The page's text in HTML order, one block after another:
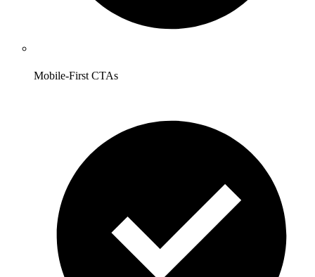
Mobile-First CTAs